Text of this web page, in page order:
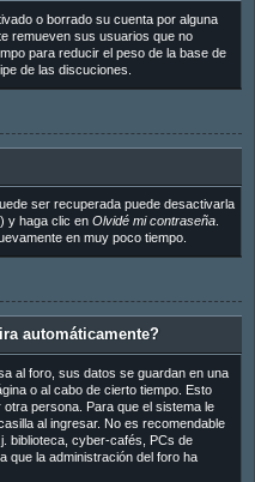
o borrado su cuenta por alguna
remueven sus usuarios que no
para reducir el peso de la base de
de las discuciones.
ser recuperada puede desactivarla
y haga clic en Olvidé mi contraseña.
en muy poco tiempo.
automáticamente?
al foro, sus datos se guardan en una
o al cabo de cierto tiempo. Esto
persona. Para que el sistema le
al ingresar. No es recomendable
biblioteca, cyber-cafés, PCs de
que la administración del foro ha